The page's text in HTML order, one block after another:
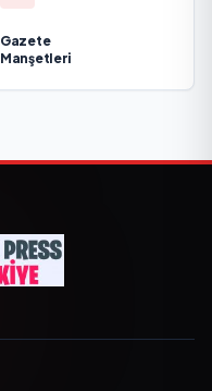
Gazete
Manşetleri